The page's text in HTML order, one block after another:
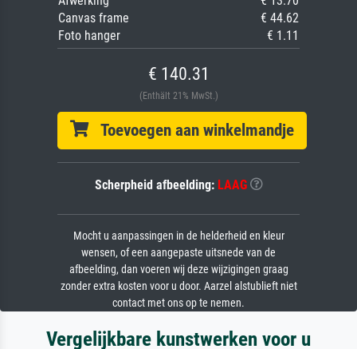
Canvas frame
€ 44.62
Foto hanger
€ 1.11
€ 140.31
(Enthält 21% MwSt.)
Toevoegen aan winkelmandje
Scherpheid afbeelding: LAAG
Mocht u aanpassingen in de helderheid en kleur
wensen, of een aangepaste uitsnede van de
afbeelding, dan voeren wij deze wijzigingen graag
zonder extra kosten voor u door. Aarzel alstublieft niet
contact met ons op te nemen.
Vergelijkbare kunstwerken voor u